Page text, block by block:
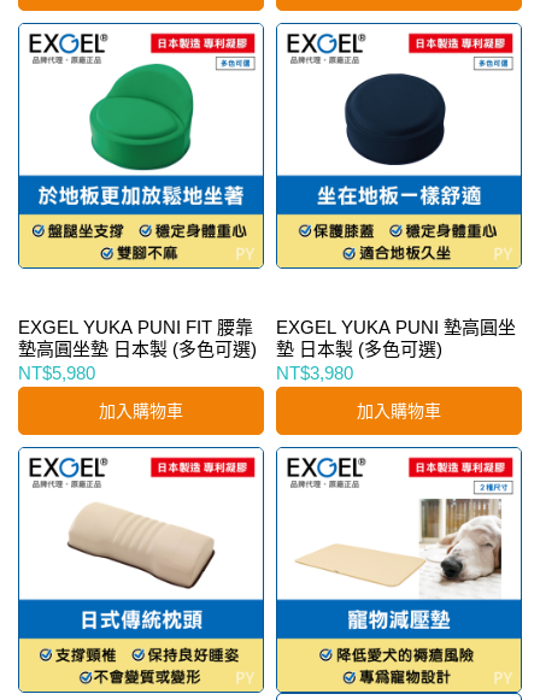
EXGEL YUKA PUNI FIT 腰靠
墊高圓坐墊 日本製 (多色可選)
NT$5,980
加入購物車
EXGEL YUKA PUNI 墊高圓坐
墊 日本製 (多色可選)
NT$3,980
加入購物車